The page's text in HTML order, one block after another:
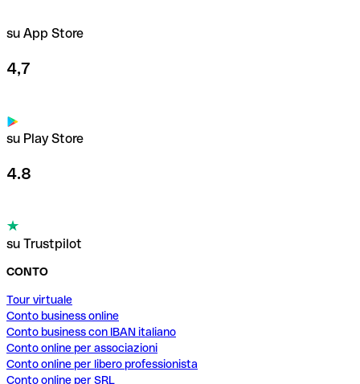
su App Store
4,7
su Play Store
4.8
su Trustpilot
CONTO
Tour virtuale
Conto business online
Conto business con IBAN italiano
Conto online per associazioni
Conto online per libero professionista
Conto online per SRL